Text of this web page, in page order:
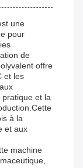
une
pour
de
offre
et les
et la
à la
et aux
machine